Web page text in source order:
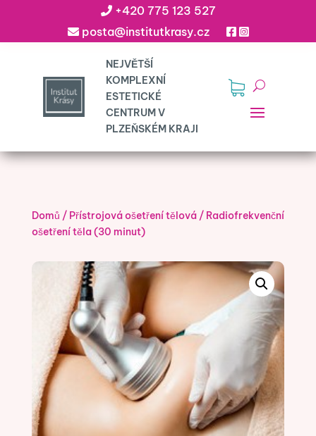
+420 775 123 527
posta@institutkrasy.cz
Domů / Přístrojová ošetření tělová/ Radiofrekvenční
ošetření těla (30 minut)